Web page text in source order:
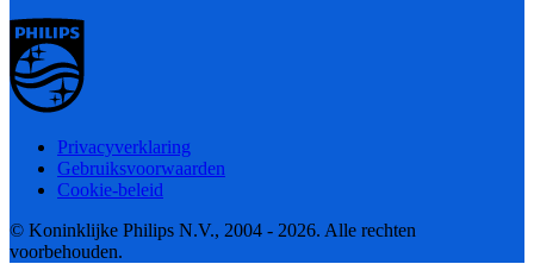
Privacyverklaring
Gebruiksvoorwaarden
Cookie-beleid
© Koninklijke Philips N.V., 2004 - 2026. Alle rechten
voorbehouden.